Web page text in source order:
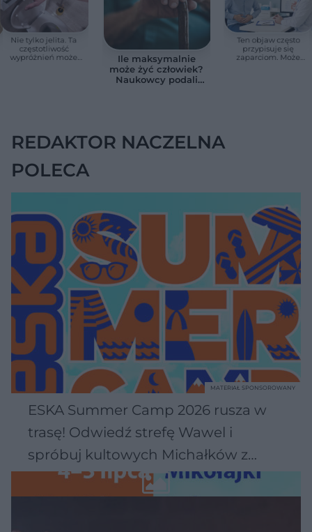
Nie tylko jelita. Ta
częstotliwość
wypróżnień może
Ile maksymalnie
może żyć człowiek?
Naukowcy podali
Ten objaw często
przypisuje się
zaparciom. Może
REDAKTOR NACZELNA
POLECA
ESKA Summer Camp 2026 rusza w
trasę! Odwiedź strefę Wawel i
spróbuj kultowych Michałków z
Wawelu
MATERIAŁ SPONSOROWANY